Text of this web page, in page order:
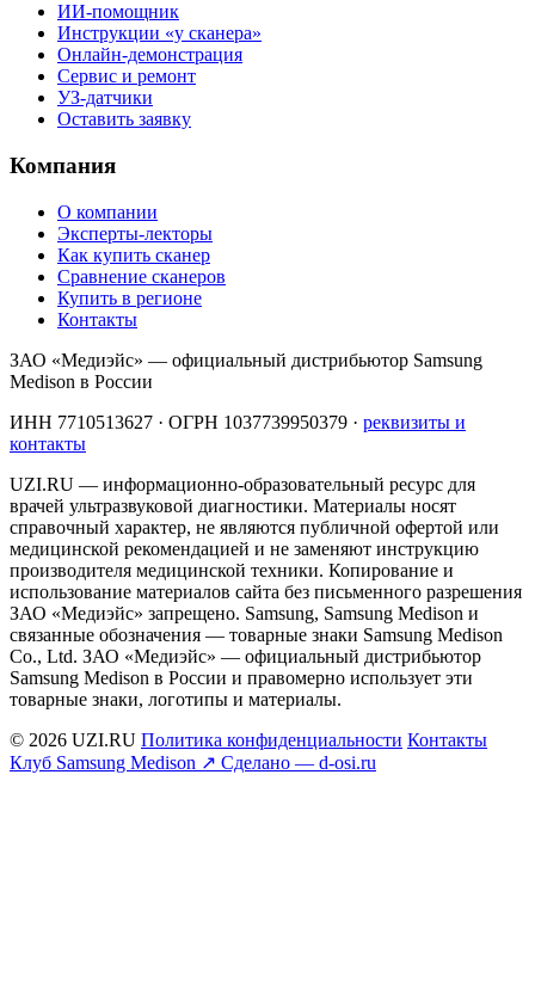
ИИ-помощник
Инструкции «у сканера»
Онлайн-демонстрация
Сервис и ремонт
УЗ-датчики
Оставить заявку
Компания
О компании
Эксперты-лекторы
Как купить сканер
Сравнение сканеров
Купить в регионе
Контакты
ЗАО «Медиэйс» — официальный дистрибьютор Samsung
Medison в России
ИНН 7710513627 · ОГРН 1037739950379 · реквизиты и
контакты
UZI.RU — информационно-образовательный ресурс для
врачей ультразвуковой диагностики. Материалы носят
справочный характер, не являются публичной офертой или
медицинской рекомендацией и не заменяют инструкцию
производителя медицинской техники. Копирование и
использование материалов сайта без письменного разрешения
ЗАО «Медиэйс» запрещено. Samsung, Samsung Medison и
связанные обозначения — товарные знаки Samsung Medison
Co., Ltd. ЗАО «Медиэйс» — официальный дистрибьютор
Samsung Medison в России и правомерно использует эти
товарные знаки, логотипы и материалы.
© 2026 UZI.RU Политика конфиденциальности Контакты
Клуб Samsung Medison ↗ Сделано — d-osi.ru